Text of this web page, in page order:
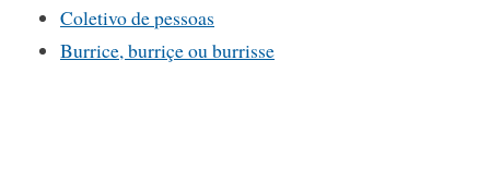
Coletivo de pessoas
Burrice, burriçe ou burrisse